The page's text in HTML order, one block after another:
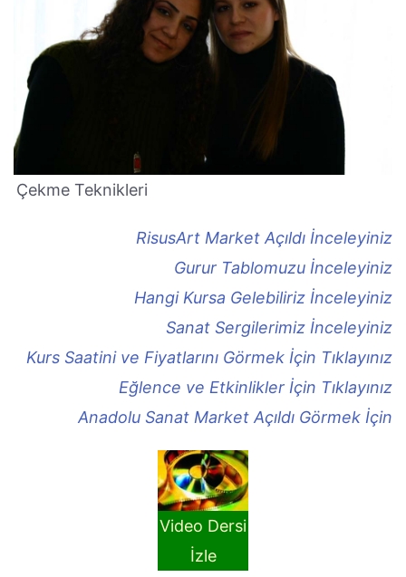
Çekme Teknikleri
RisusArt Market Açıldı İnceleyiniz
Gurur Tablomuzu İnceleyiniz
Hangi Kursa Gelebiliriz İnceleyiniz
Sanat Sergilerimiz İnceleyiniz
Kurs Saatini ve Fiyatlarını Görmek İçin Tıklayınız
Eğlence ve Etkinlikler İçin Tıklayınız
Anadolu Sanat Market Açıldı Görmek İçin
Video Dersi
İzle